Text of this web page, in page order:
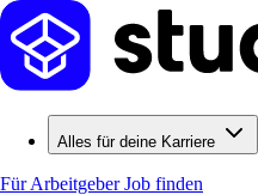
Alles für deine Karriere
Für ArbeitgeberJob finden